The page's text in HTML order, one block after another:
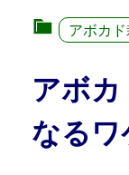
アボカ
アボ
なるワ